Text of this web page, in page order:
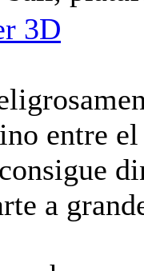
3D
entre
a